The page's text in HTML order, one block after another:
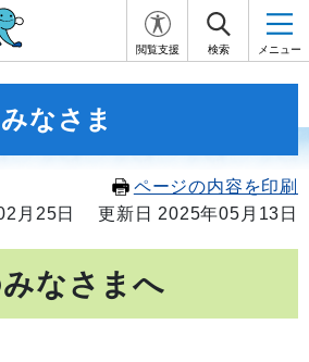
閲覧支援 検索 メニュー
なさま
ページの内容を印刷
月25日
更新日 2025年05月13日
なさまへ